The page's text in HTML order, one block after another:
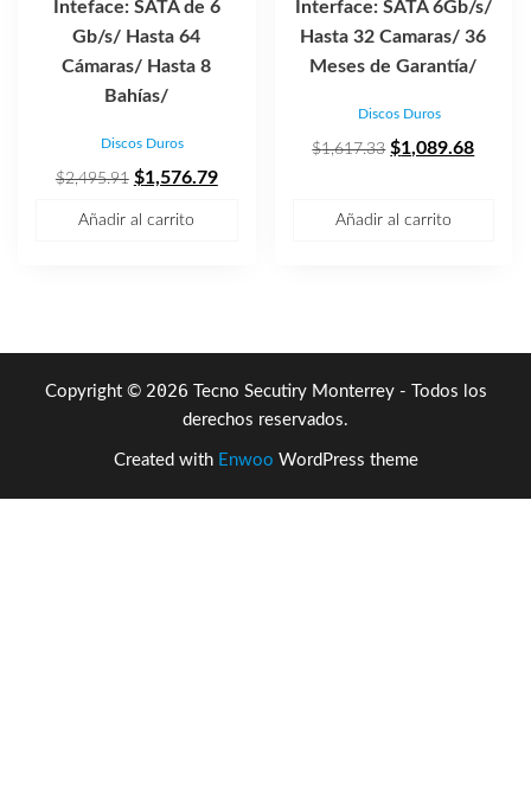
Inteface: SATA de 6
Gb/s/ Hasta 64
Cámaras/ Hasta 8
Bahías/
Discos Duros
$2,495.91 El
$1,576.79El
Añadir al carrito
Interface: SATA 6Gb/s/
Hasta 32 Camaras/ 36
Meses de Garantía/
Discos Duros
$1,617.33 El
$1,089.68El
Añadir al carrito
Copyright © 2026 Tecno Secutiry Monterrey - Todos los
derechos reservados.
Created with Enwoo WordPress theme